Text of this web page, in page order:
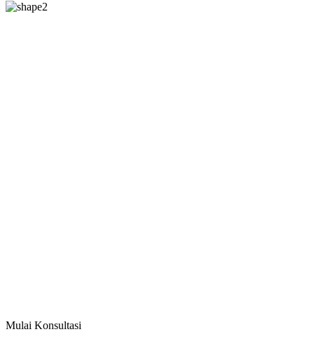
Mulai Konsultasi